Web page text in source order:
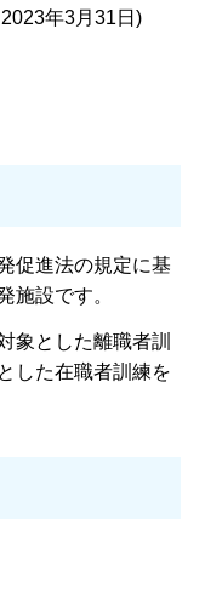
2023年3月31日)
促進法の規定に基
施設です。
象とした離職者訓
した在職者訓練を